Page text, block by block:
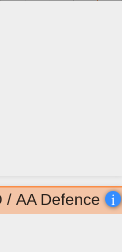
AA Defence i